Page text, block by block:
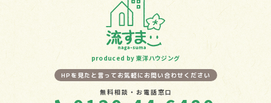
produced by 東洋ハウジング
HPを見たと言ってお気軽にお問い合わせください
無料相談・お電話窓口